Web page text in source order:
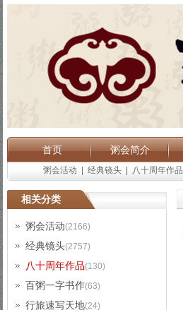
首页 粥会简介
粥会活动 经典镜头 八十周年作品
相关分类
粥会活动(2166)
经典镜头(2757)
八十周年作品(130)
百粥一字书作(63)
行旅速写天地(24)